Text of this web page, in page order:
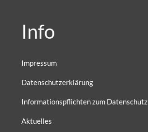
Info
Impressum
Datenschutzerklärung
Informationspflichten zum Datenschutz
Aktuelles